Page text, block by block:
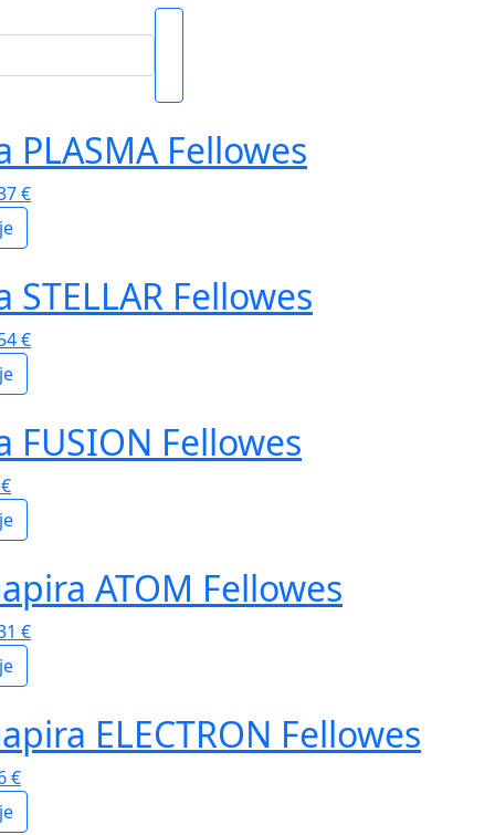
PLASMA Fellowes
€
STELLAR Fellowes
€
FUSION Fellowes
€
ATOM Fellowes
€
ELECTRON Fellowes
€